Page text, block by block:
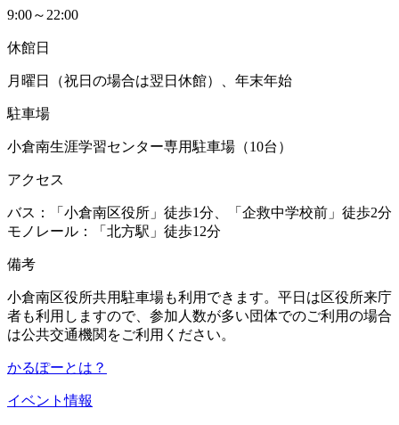
9:00～22:00
休館日
月曜日（祝日の場合は翌日休館）、年末年始
駐車場
小倉南生涯学習センター専用駐車場（10台）
アクセス
バス：「小倉南区役所」徒歩1分、「企救中学校前」徒歩2分
モノレール：「北方駅」徒歩12分
備考
小倉南区役所共用駐車場も利用できます。平日は区役所来庁
者も利用しますので、参加人数が多い団体でのご利用の場合
は公共交通機関をご利用ください。
かるぽーとは？
イベント情報